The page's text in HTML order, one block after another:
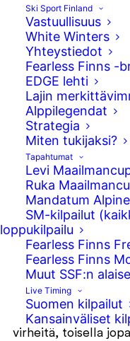
Ski Sport Finland
Vastuullisuus
White Winters
Yhteystiedot
Fearless Finns -
EDGE lehti
Lajin
Alppilegendat
Strategia
Miten tukijaksi?
Tapahtumat
Levi
Ruka
Mandatum
SM-kilpailut
loppukilpailu
Fearless Finns
Fearless Finns
Muut SSF:n
Live Timing
Suomen kilpailut
Kansainväliset
Naisten
Milano Cortinan
kisa-alueella.
Anni Käräväsijoittui
slopestylen
laskua, joista
Kärävä sai parhaat
laskustaan, 63,51
kisan kulusta
”Kahdella
virheitä, toisella